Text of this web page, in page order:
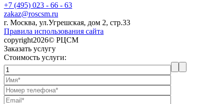
+7 (495) 023 - 66 - 63
zakaz@roscsm.ru
г. Москва, ул.Угрешская, дом 2, стр.33
Правила использования сайта
copyright2026© РЦСМ
Заказать услугу
Стоимость услуги: